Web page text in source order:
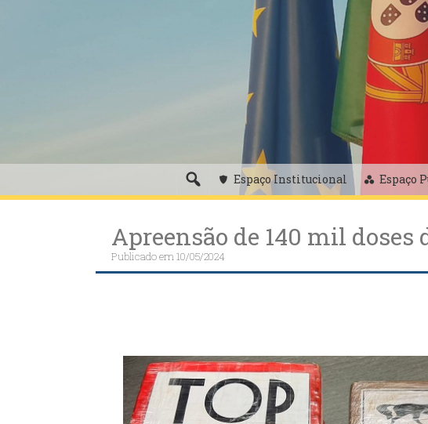
Espaço Institucional Espaço
Apreensão de 140 mil
Publicado em10/05/2024